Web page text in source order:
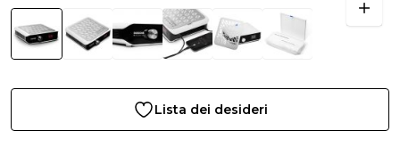
Lista dei desideri